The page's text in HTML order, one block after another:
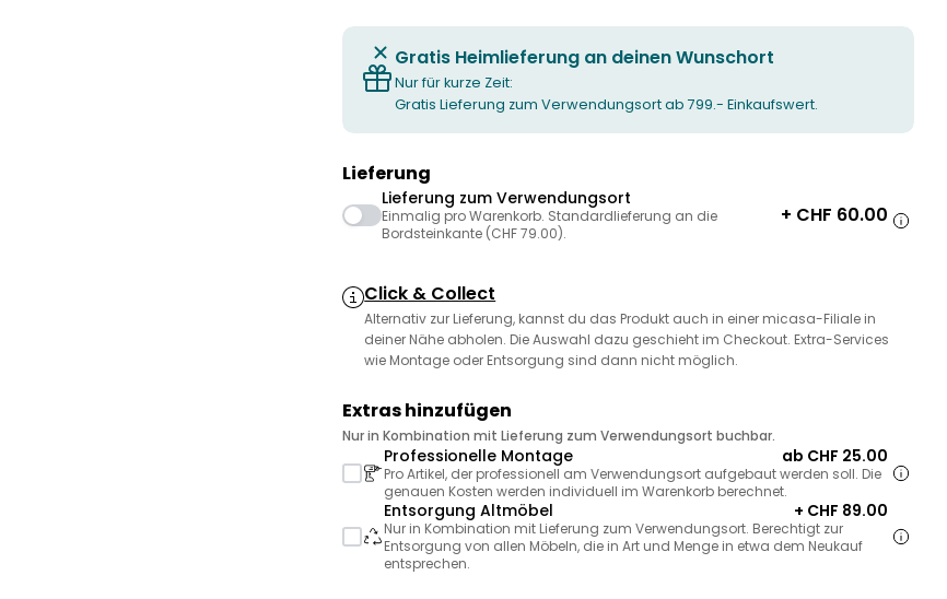
Gratis Heimlieferung an deinen Wunschort
Nur für kurze Zeit:
Gratis Lieferung zum Verwendungsort ab 799.- Einkaufswert.
Lieferung
Lieferung zum Verwendungsort
Einmalig pro Warenkorb. Standardlieferung an die
Bordsteinkante (CHF 79.00).
+ CHF 60.00
Click & Collect
Alternativ zur Lieferung, kannst du das Produkt auch in einer micasa-Filiale in
deiner Nähe abholen. Die Auswahl dazu geschieht im Checkout. Extra-Services
wie Montage oder Entsorgung sind dann nicht möglich.
Extras hinzufügen
Nur in Kombination mit Lieferung zum Verwendungsort buchbar.
Professionelle Montage ab CHF 25.00
Pro Artikel, der professionell am Verwendungsort aufgebaut werden soll. Die
genauen Kosten werden individuell im Warenkorb berechnet.
Entsorgung Altmöbel + CHF 89.00
Nur in Kombination mit Lieferung zum Verwendungsort. Berechtigt zur
Entsorgung von allen Möbeln, die in Art und Menge in etwa dem Neukauf
entsprechen.